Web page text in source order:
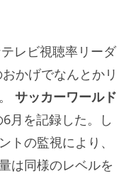
レビ視聴率リーダ
かげでなんとかリ
サッカーワールド
月を記録した。し
トの監視により、
は同様のレベルを